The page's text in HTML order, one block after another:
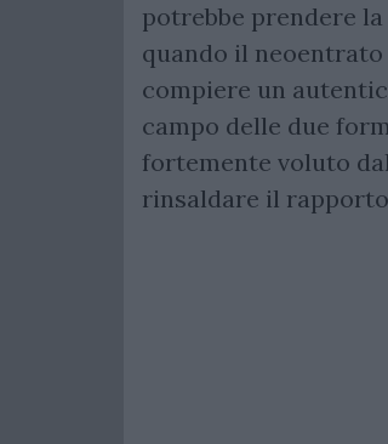
potrebbe prendere
quando il
compiere un
campo delle due
fortemente voluto
rinsaldare il